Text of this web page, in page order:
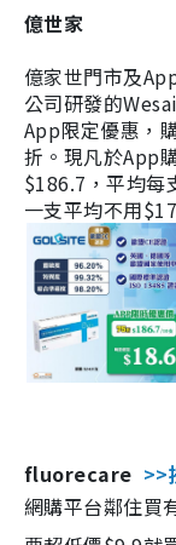
億世家
億家世門市及
公司研發的
App限定優惠，
折。現凡於App
$186.7，平均每
一支平均不用
fluorecare >>
網購平台鄰住買